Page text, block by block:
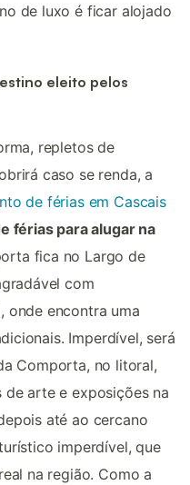
de luxo é ficar alojado
eleito pelos
repletos de
caso se renda, a
de férias em Cascais
férias para alugar na
fica no Largo de
com
onde encontra uma
Imperdível, será
Comporta, no litoral,
arte e exposições na
até ao cercano
imperdível, que
na região. Como a